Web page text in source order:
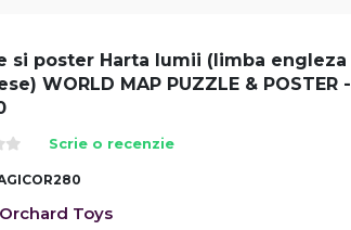
si poster Harta lumii (limba engleza
WORLD MAP PUZZLE & POSTER -
Scrie o recenzie
Orchard Toys